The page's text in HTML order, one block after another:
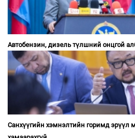
Автобензин, дизель түлшний онцгой
Санхүүгийн хэмнэлтийн горимд эрүүл